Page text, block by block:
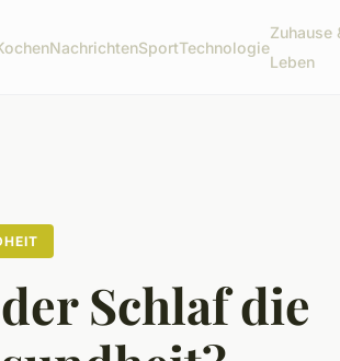
NachrichtenSportTechnologie
Zuhause
Leben
Schlaf die